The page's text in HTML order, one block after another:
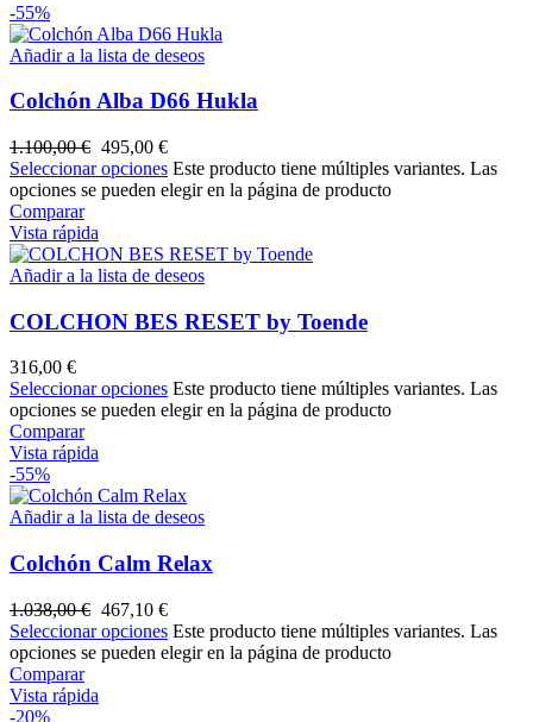
-55%
Añadir a la lista de deseos
Colchón Alba D66 Hukla
1.100,00€ 495,00 €
Seleccionar opciones Este producto tiene múltiples variantes. Las
opciones se pueden elegir en la página de producto
Comparar
Vista rápida
Añadir a la lista de deseos
COLCHON BES RESET by Toende
316,00 €
Seleccionar opciones Este producto tiene múltiples variantes. Las
opciones se pueden elegir en la página de producto
Comparar
Vista rápida
-55%
Añadir a la lista de deseos
Colchón Calm Relax
1.038,00€ 467,10 €
Seleccionar opciones Este producto tiene múltiples variantes. Las
opciones se pueden elegir en la página de producto
Comparar
Vista rápida
-20%